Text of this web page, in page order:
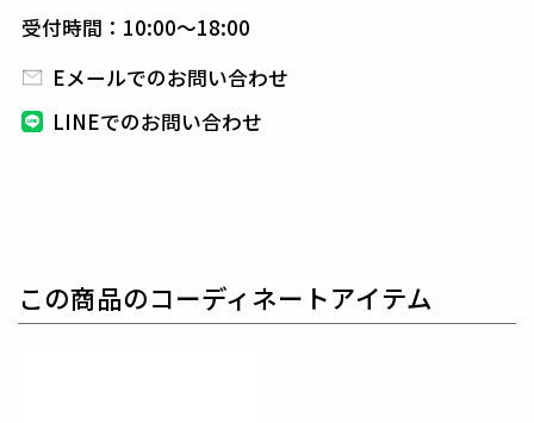
げています。「1PIU1UGUALE3」大文字ロゴを同色
プリントしています。是非、セットアップでお楽しみ
ポリエステル90% ポリウレタン10%
受付時間：10:00～18:00
Eメールでのお問い合わせ
LINEでのお問い合わせ
この商品のコーディネートアイテム